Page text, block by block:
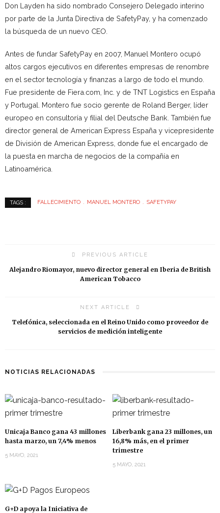
Don Layden ha sido nombrado Consejero Delegado interino
por parte de la Junta Directiva de SafetyPay, y ha comenzado
la búsqueda de un nuevo CEO.
Antes de fundar SafetyPay en 2007, Manuel Montero ocupó
altos cargos ejecutivos en diferentes empresas de renombre
en el sector tecnología y finanzas a largo de todo el mundo.
Fue presidente de Fiera.com, Inc. y de TNT Logistics en España
y Portugal. Montero fue socio gerente de Roland Berger, líder
europeo en consultoría y filial del Deutsche Bank. También fue
director general de American Express España y vicepresidente
de División de American Express, donde fue el encargado de
la puesta en marcha de negocios de la compañía en
Latinoamérica.
TAGS : FALLECIMIENTO MANUEL MONTERO SAFETYPAY
PREVIOUS ARTICLE
Alejandro Riomayor, nuevo director general en Iberia de British
American Tobacco
NEXT ARTICLE
Telefónica, seleccionada en el Reino Unido como proveedor de
servicios de medición inteligente
NOTICIAS RELACIONADAS
Unicaja Banco gana 43 millones
hasta marzo, un 7,4% menos
5 MAYO, 2021
Liberbank gana 23 millones, un
16,8% más, en el primer
trimestre
5 MAYO, 2021
G+D apoya la Iniciativa de